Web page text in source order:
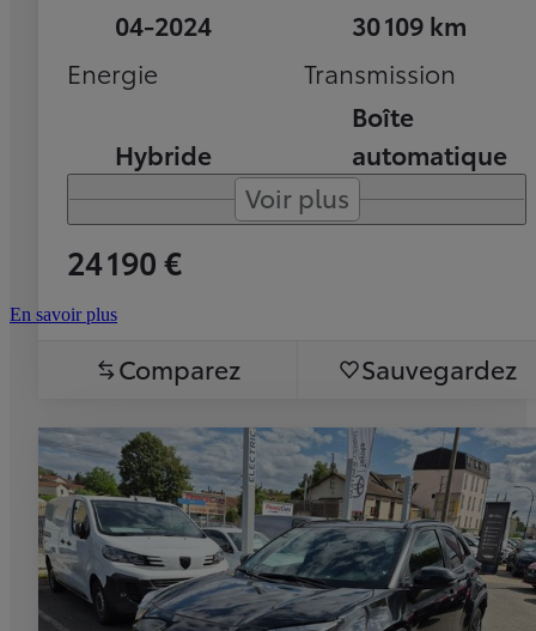
04-2024
30 109 km
Energie
Hybride
Transmission
Boîte
automatique
Voir plus
24 190 €
En savoir plus
Comparez Sauvegardez